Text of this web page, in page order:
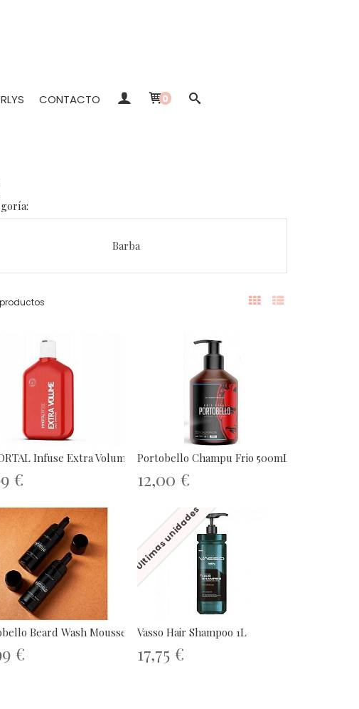
CONTACTO 0
Barba
Infuse Extra Volume Shampoo...
€
Portobello Champu Frio 500mL
12,00 €
Beard Wash Mousse 150ml
€
Últimas unidades
Vasso Hair Shampoo 1L
17,75 €